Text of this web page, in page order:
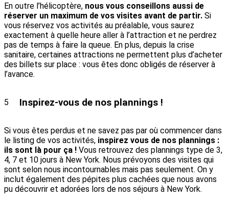
En outre l’hélicoptère, nous vous conseillons aussi de
réserver un maximum de vos visites avant de partir. Si
vous réservez vos activités au préalable, vous saurez
exactement à quelle heure aller à l’attraction et ne perdrez
pas de temps à faire la queue. En plus, depuis la crise
sanitaire, certaines attractions ne permettent plus d’acheter
des billets sur place : vous êtes donc obligés de réserver à
l’avance.
5 Inspirez-vous de nos plannings !
Si vous êtes perdus et ne savez pas par où commencer dans
le listing de vos activités, inspirez vous de nos plannings :
ils sont là pour ça ! Vous retrouvez des plannings type de 3,
4, 7 et 10 jours à New York. Nous prévoyons des visites qui
sont selon nous incontournables mais pas seulement. On y
inclut également des pépites plus cachées que nous avons
pu découvrir et adorées lors de nos séjours à New York.